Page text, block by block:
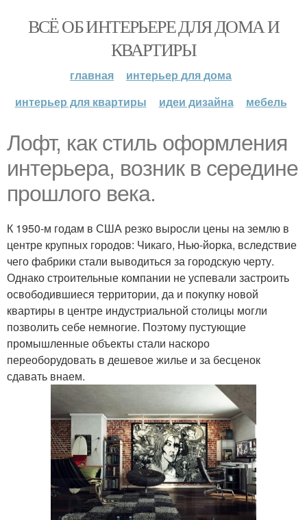
ВСЁ ОБ ИНТЕРЬЕРЕ ДЛЯ ДОМА И
КВАРТИРЫ
главная
интерьер для дома
интерьер для квартиры
идеи дизайна мебель
Лофт, как стиль оформления
интерьера, возник в середине
прошлого века.
К 1950-м годам в США резко выросли цены на землю в
центре крупных городов: Чикаго, Нью-йорка, вследствие
чего фабрики стали выводиться за городскую черту.
Однако строительные компании не успевали застроить
освободившиеся территории, да и покупку новой
квартиры в центре индустриальной столицы могли
позволить себе немногие. Поэтому пустующие
промышленные объекты стали наскоро
переоборудовать в дешевое жилье и за бесценок
сдавать внаем.